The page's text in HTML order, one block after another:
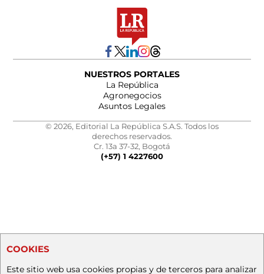
NUESTROS PORTALES
La República
Agronegocios
Asuntos Legales
© 2026, Editorial La República S.A.S. Todos los
derechos reservados.
Cr. 13a 37-32, Bogotá
(+57) 1 4227600
COOKIES
Este sitio web usa cookies propias y de terceros para analizar